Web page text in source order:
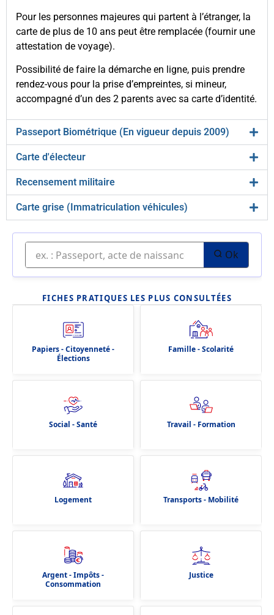
Pour les personnes majeures qui partent à l’étranger, la
carte de plus de 10 ans peut être remplacée (fournir une
attestation de voyage).
Possibilité de faire la démarche en ligne, puis prendre
rendez-vous pour la prise d’empreintes, si mineur,
accompagné d’un des 2 parents avec sa carte d’identité.
Passeport Biométrique (En vigueur depuis 2009)
Carte d'électeur
Recensement militaire
Carte grise (Immatriculation véhicules)
Ok
FICHES PRATIQUES LES PLUS CONSULTÉES
Papiers - Citoyenneté -
Élections
Famille - Scolarité
Social - Santé Travail - Formation
Logement Transports - Mobilité
Argent - Impôts -
Consommation
Justice